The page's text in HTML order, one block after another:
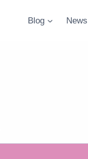
Blog News